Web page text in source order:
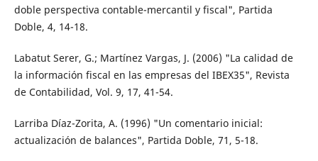
doble perspectiva contable-mercantil y fiscal", Partida
Doble, 4, 14-18.
Labatut Serer, G.; Martínez Vargas, J. (2006) "La calidad de
la información fiscal en las empresas del IBEX35", Revista
de Contabilidad, Vol. 9, 17, 41-54.
Larriba Díaz-Zorita, A. (1996) "Un comentario inicial:
actualización de balances", Partida Doble, 71, 5-18.